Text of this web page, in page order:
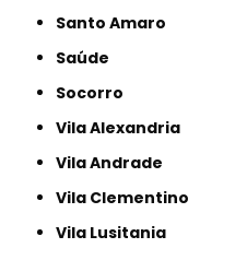
Santo Amaro
Saúde
Socorro
Vila Alexandria
Vila Andrade
Vila Clementino
Vila Lusitania